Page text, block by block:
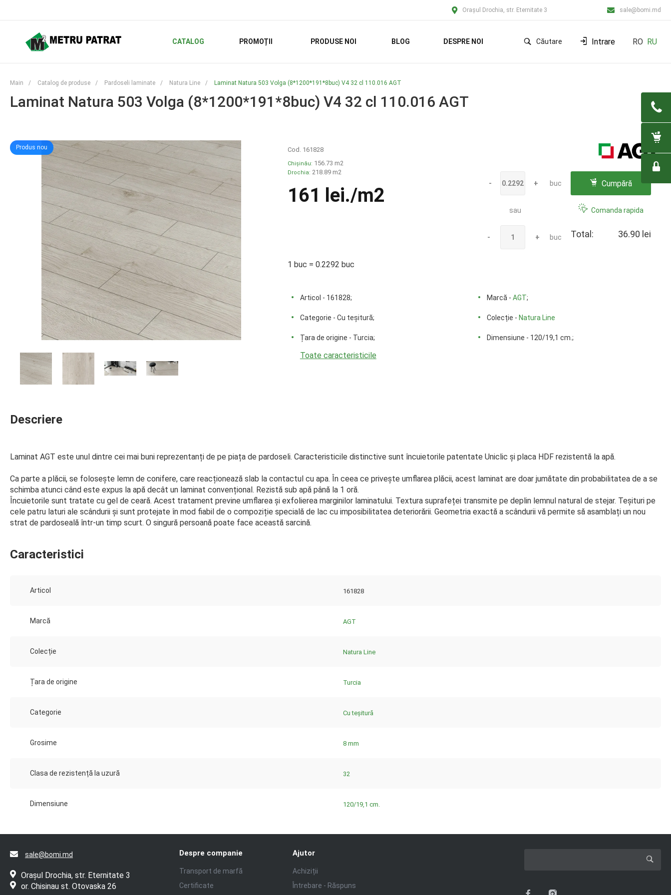
Orașul Drochia, str. Eternitate 3 sale@bomi.md
CATALOG PROMOȚII PRODUSE NOI BLOG DESPRE NOI Căutare Intrare RO RU
Main / Catalog de produse / Pardoseli laminate / Natura Line / Laminat Natura 503 Volga (8*1200*191*8buc) V4 32 cl 110.016 AGT
Laminat Natura 503 Volga (8*1200*191*8buc) V4 32 cl 110.016 AGT
Produs nou Cod. 161828
Chișinău: 156.73 m2
Drochia: 218.89 m2
161 lei./m2
- + buc
sau
- + buc
Cumpără
Comanda rapida
Total: 36.90 lei
1 buc = 0.2292 buc
Articol - 161828; Marcă - AGT;
Categorie - Cu teșitură; Colecție - Natura Line
Țara de origine - Turcia; Dimensiune - 120/19,1 cm.;
Toate caracteristicile
Descriere
Laminat AGT este unul dintre cei mai buni reprezentanți de pe piața de pardoseli. Caracteristicile distinctive sunt încuietorile patentate Uniclic și placa HDF rezistentă la apă.
Ca parte a plăcii, se folosește lemn de conifere, care reacționează slab la contactul cu apa. În ceea ce privește umflarea plăcii, acest laminat are doar jumătate din probabilitatea de a se
schimba atunci când este expus la apă decât un laminat convențional. Rezistă sub apă până la 1 oră.
Încuietorile sunt tratate cu gel de ceară. Acest tratament previne umflarea și exfolierea marginilor laminatului. Textura suprafeței transmite pe deplin lemnul natural de stejar. Teșituri pe
cele patru laturi ale scândurii și sunt protejate în mod fiabil de o compoziție specială de lac cu imposibilitatea deteriorării. Geometria exactă a scândurii vă permite să asamblați un nou
strat de pardoseală într-un timp scurt. O singură persoană poate face această sarcină.
Caracteristici
Articol 161828
Marcă AGT
Colecție Natura Line
Țara de origine Turcia
Categorie Cu teșitură
Grosime 8 mm
Clasa de rezistență la uzură 32
Dimensiune 120/19,1 cm.
sale@bomi.md
Orașul Drochia, str. Eternitate 3
or. Chisinau st. Otovaska 26
Despre companie
Transport de marfă
Certificate
Ajutor
Achiziții
Întrebare - Răspuns